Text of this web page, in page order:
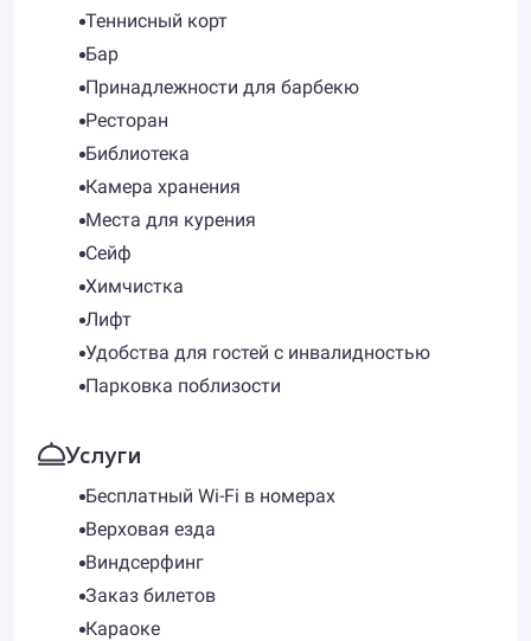
Теннисный корт
Бар
Принадлежности для барбекю
Ресторан
Библиотека
Камера хранения
Места для курения
Сейф
Химчистка
Лифт
Удобства для гостей с инвалидностью
Парковка поблизости
Услуги
Бесплатный Wi-Fi в номерах
Верховая езда
Виндсерфинг
Заказ билетов
Караоке